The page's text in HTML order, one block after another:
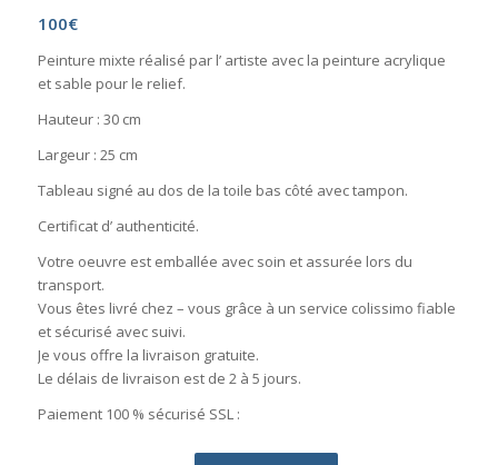
100€
Peinture mixte réalisé par l’ artiste avec la peinture acrylique
et sable pour le relief.
Hauteur : 30 cm
Largeur : 25 cm
Tableau signé au dos de la toile bas côté avec tampon.
Certificat d’ authenticité.
Votre oeuvre est emballée avec soin et assurée lors du
transport.
Vous êtes livré chez – vous grâce à un service colissimo fiable
et sécurisé avec suivi.
Je vous offre la livraison gratuite.
Le délais de livraison est de 2 à 5 jours.
Paiement 100 % sécurisé SSL :